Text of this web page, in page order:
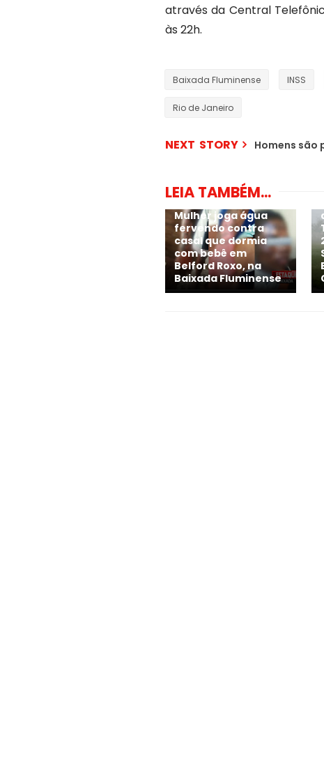
através da Central
às 22h.
Baixada Fluminense INSS
Rio de Janeiro
NEXT STORY Homens são
LEIA TAMBÉM...
Mulher joga água
fervendo contra
casal que dormia
com bebê em
Belford Roxo, na
Baixada Fluminense